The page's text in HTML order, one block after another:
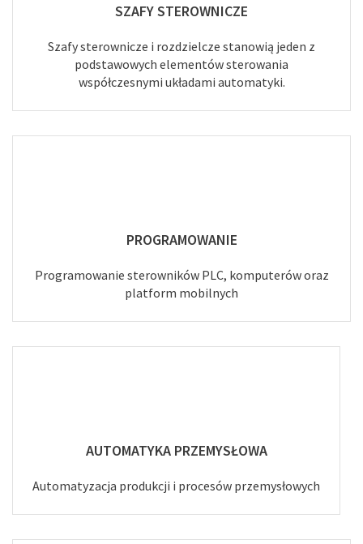
SZAFY STEROWNICZE
Szafy sterownicze i rozdzielcze stanowią jeden z
podstawowych elementów sterowania
współczesnymi układami automatyki.
PROGRAMOWANIE
Programowanie sterowników PLC, komputerów oraz
platform mobilnych
AUTOMATYKA PRZEMYSŁOWA
Automatyzacja produkcji i procesów przemysłowych